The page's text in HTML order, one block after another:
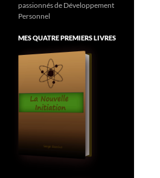
passionnés de Développement
Personnel
MES QUATRE PREMIERS LIVRES